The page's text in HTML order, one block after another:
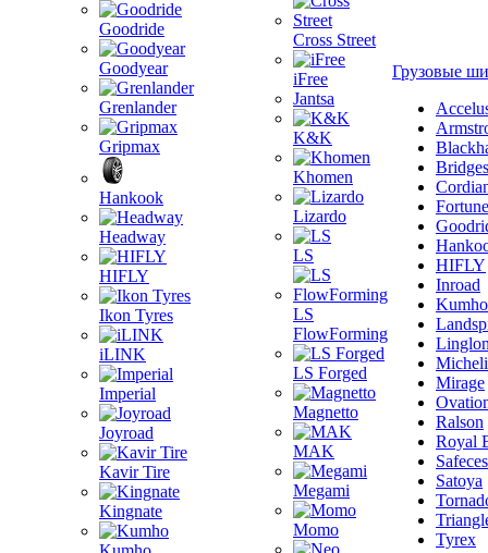
Goodride
Goodyear
Grenlander
Gripmax
Hankook
Headway
HIFLY
Ikon Tyres
iLINK
Imperial
Joyroad
Kavir Tire
Kingnate
Cross Street
iFree
Jantsa
K&K
Khomen
Lizardo
LS
LS
FlowForming
LS Forged
Magnetto
MAK
Megami
Momo
Грузовые
Fortune
HIFLY
Inroad
Kumho
Mirage
Ralson
Royal
Satoya
Tyrex